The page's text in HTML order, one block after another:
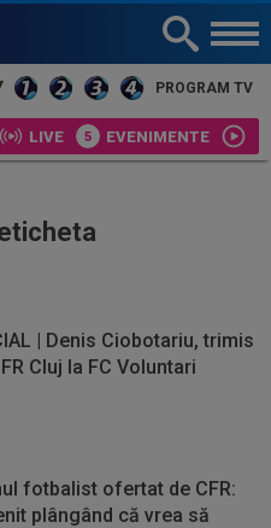
PROGRAM TV
LIVE EVENIMENTE
| Denis Ciobotariu, trimis
Cluj la FC Voluntari
fotbalist ofertat de CFR:
plângând că vrea să